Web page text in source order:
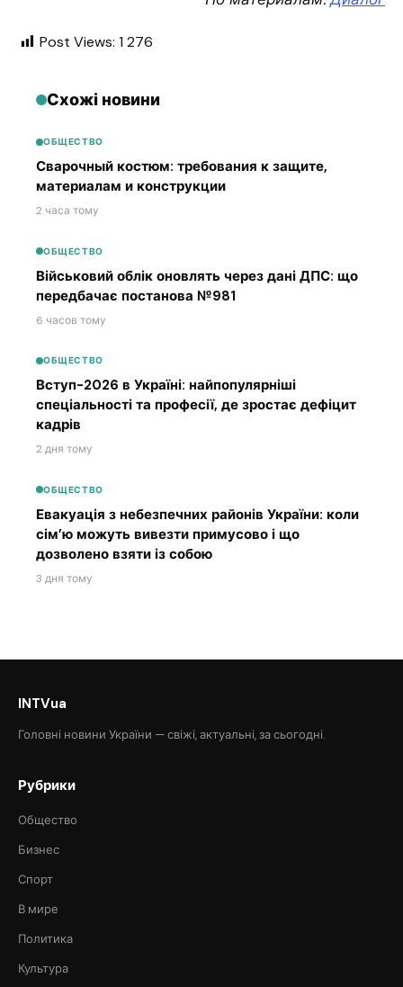
Post Views: 1 276
Схожі новини
ОБЩЕСТВО
Сварочный костюм: требования к защите,
материалам и конструкции
2 часа тому
ОБЩЕСТВО
Військовий облік оновлять через дані ДПС: що
передбачає постанова №981
6 часов тому
ОБЩЕСТВО
Вступ-2026 в Україні: найпопулярніші
спеціальності та професії, де зростає дефіцит
кадрів
2 дня тому
ОБЩЕСТВО
Евакуація з небезпечних районів України: коли
сім’ю можуть вивезти примусово і що
дозволено взяти із собою
3 дня тому
INTVua
Головні новини України — свіжі, актуальні, за сьогодні.
Рубрики
Общество
Бизнес
Спорт
В мире
Политика
Культура